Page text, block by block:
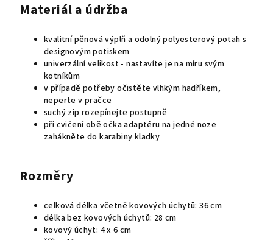
Materiál a údržba
kvalitní pěnová výplň a odolný polyesterový potah s
designovým potiskem
univerzální velikost - nastavíte je na míru svým
kotníkům
v případě potřeby očistěte vlhkým hadříkem,
neperte v pračce
suchý zip rozepínejte postupně
při cvičení obě očka adaptéru na jedné noze
zahákněte do karabiny kladky
Rozměry
celková délka včetně kovových úchytů: 36 cm
délka bez kovových úchytů: 28 cm
kovový úchyt: 4 x 6 cm